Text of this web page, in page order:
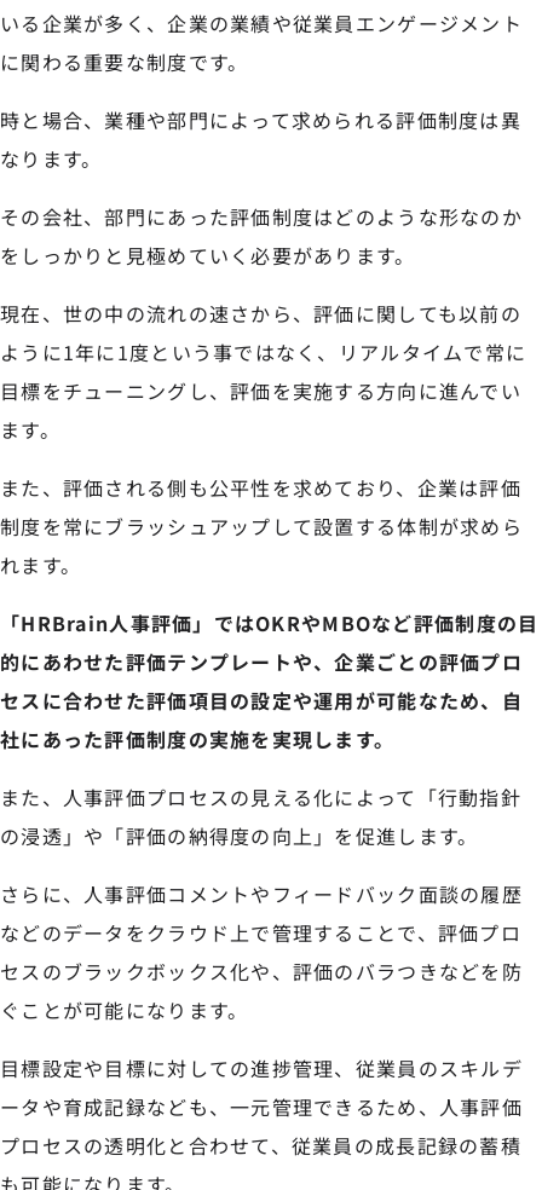
いる企業が多く、企業の業績や従業員エンゲージメント
に関わる重要な制度です。
時と場合、業種や部門によって求められる評価制度は異
なります。
その会社、部門にあった評価制度はどのような形なのか
をしっかりと見極めていく必要があります。
現在、世の中の流れの速さから、評価に関しても以前の
ように1年に1度という事ではなく、リアルタイムで常に
目標をチューニングし、評価を実施する方向に進んでい
ます。
また、評価される側も公平性を求めており、企業は評価
制度を常にブラッシュアップして設置する体制が求めら
れます。
「HRBrain人事評価」ではOKRやMBOなど評価制度の目
的にあわせた評価テンプレートや、企業ごとの評価プロ
セスに合わせた評価項目の設定や運用が可能なため、自
社にあった評価制度の実施を実現します。
また、人事評価プロセスの見える化によって「行動指針
の浸透」や「評価の納得度の向上」を促進します。
さらに、人事評価コメントやフィードバック面談の履歴
などのデータをクラウド上で管理することで、評価プロ
セスのブラックボックス化や、評価のバラつきなどを防
ぐことが可能になります。
目標設定や目標に対しての進捗管理、従業員のスキルデ
ータや育成記録なども、一元管理できるため、人事評価
プロセスの透明化と合わせて、従業員の成長記録の蓄積
も可能になります。